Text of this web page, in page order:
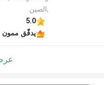
,الصين
5.0
يدقّق ممون